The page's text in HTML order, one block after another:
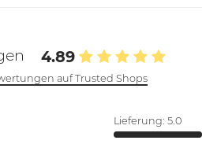
4.89
auf Trusted Shops
Lieferung: 5.0